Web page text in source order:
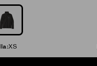
NEGRO_(BLK)
XS